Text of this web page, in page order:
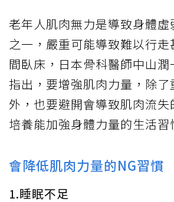
老年人肌肉無力是導致身體虛
之一，嚴重可能導致難以行
間臥床，日本骨科醫師中山潤
指出，要增強肌肉力量，除了
外，也要避開會導致肌肉流失
培養能加強身體力量的生活習
會降低肌肉力量的NG習慣
1.睡眠不足